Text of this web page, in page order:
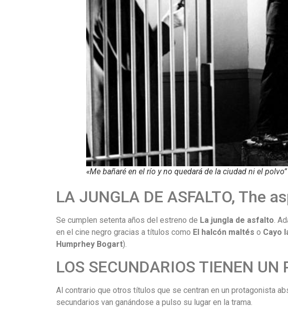
«Me bañaré en el río y no quedará de la ciudad ni el polvo”
LA JUNGLA DE ASFALTO, The
Se cumplen setenta años del estreno de La jungla de asfalto.
en el cine negro gracias a títulos como El halcón maltés o Cayo
Humprhey Bogart).
LOS SECUNDARIOS TIENEN UN
Al contrario que otros títulos que se centran en un protagonista
secundarios van ganándose a pulso su lugar en la trama.